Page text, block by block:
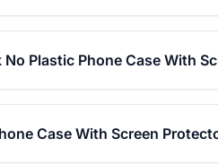
Plastic Phone Case With
Case With Screen